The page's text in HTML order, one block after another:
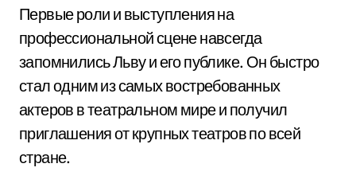
Первые роли и выступления на
профессиональной сцене навсегда
запомнились Льву и его публике. Он быстро
стал одним из самых востребованных
актеров в театральном мире и получил
приглашения от крупных театров по всей
стране.